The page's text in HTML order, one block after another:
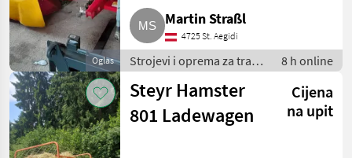
Oglas
Martin Straßl
4725 St. Aegidi
Strojevi i oprema za travu
i baliranje / Rotacijske
(roto kosilice)
8 h online
Steyr Hamster
801 Ladewagen
Cijena
na upit